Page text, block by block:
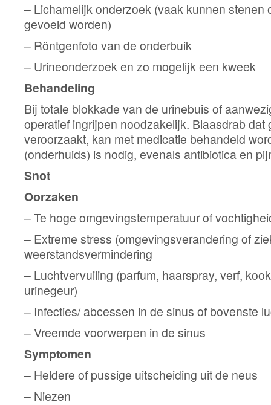
– Lichamelijk onderzoek (vaak kunnen stenen
gevoeld worden)
– Röntgenfoto van de onderbuik
– Urineonderzoek en zo mogelijk een kweek
Behandeling
Bij totale blokkade van de urinebuis of
operatief ingrijpen noodzakelijk. Blaasdrab dat
veroorzaakt, kan met medicatie behandeld
(onderhuids) is nodig, evenals antibiotica en
Snot
Oorzaken
– Te hoge omgevingstemperatuur of
– Extreme stress (omgevingsverandering of
weerstandsvermindering
– Luchtvervuiling (parfum, haarspray, verf,
urinegeur)
– Infecties/ abcessen in de sinus of bovenste
– Vreemde voorwerpen in de sinus
Symptomen
– Heldere of pussige uitscheiding uit de neus
– Niezen